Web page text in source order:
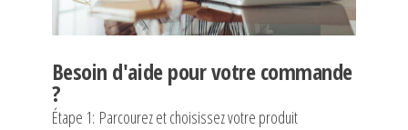
Besoin d'aide pour votre commande
?
Étape 1: Parcourez et choisissez votre produit